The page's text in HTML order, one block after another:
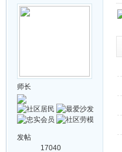
师长
发帖
17040